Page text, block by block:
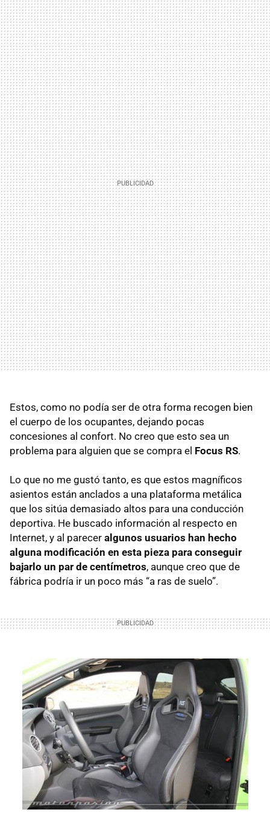
Estos, como no podía ser de otra forma recogen bien
el cuerpo de los ocupantes, dejando pocas
concesiones al confort. No creo que esto sea un
problema para alguien que se compra el Focus RS.
Lo que no me gustó tanto, es que estos magníficos
asientos están anclados a una plataforma metálica
que los sitúa demasiado altos para una conducción
deportiva. He buscado información al respecto en
Internet, y al parecer algunos usuarios han hecho
alguna modificación en esta pieza para conseguir
bajarlo un par de centímetros, aunque creo que de
fábrica podría ir un poco más “a ras de suelo”.